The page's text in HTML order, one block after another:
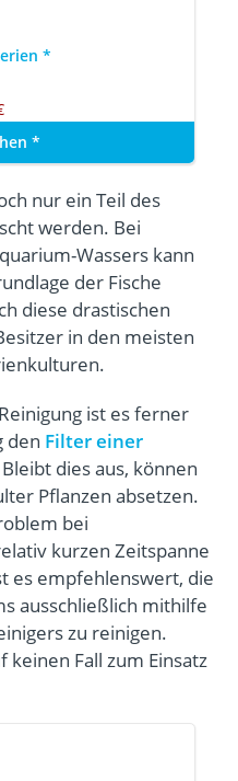
*
*
nur ein Teil des
werden. Bei
Wassers kann
der Fische
diese drastischen
in den meisten
ist es ferner
den Filter einer
dies aus, können
Pflanzen absetzen.
bei
kurzen Zeitspanne
es empfehlenswert, die
ausschließlich mithilfe
zu reinigen.
Fall zum Einsatz